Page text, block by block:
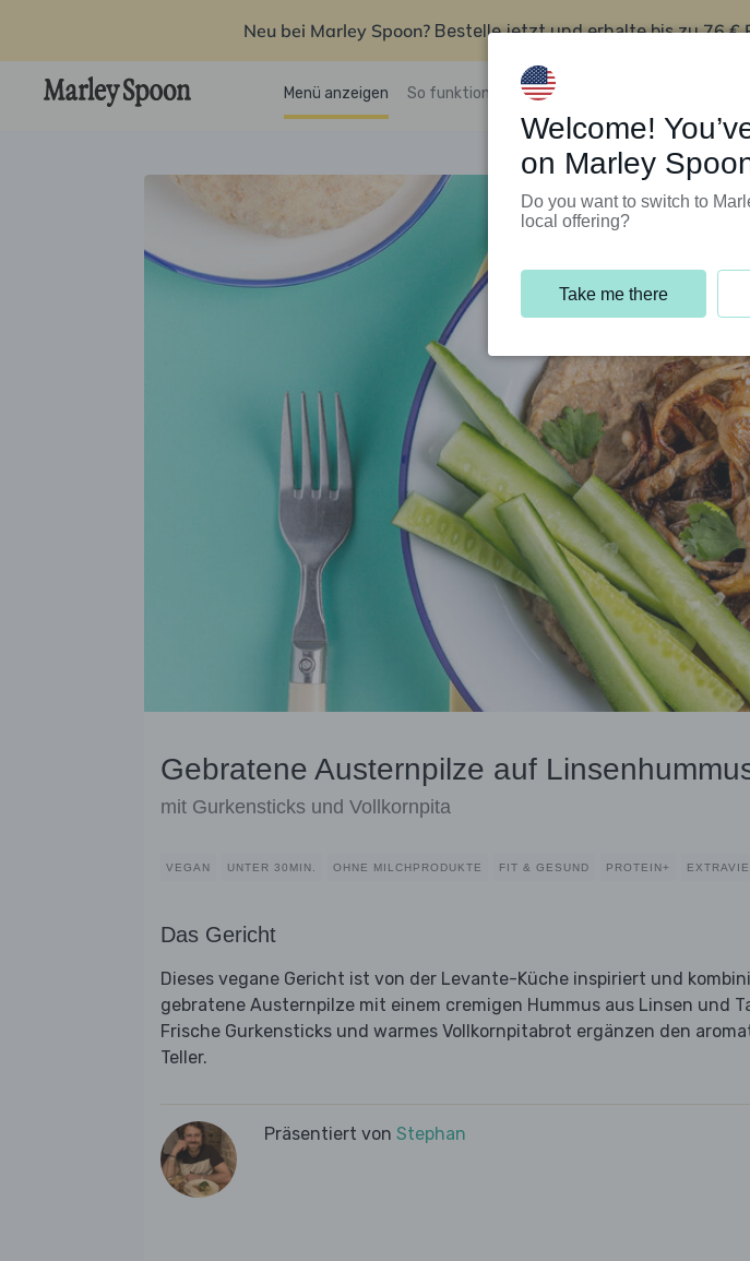
Neu bei Marley Spoon? Bestelle jetzt und erhalte bis zu76 €
Menü anzeigen So funktioniert’s Kundenservice
Gebratene Austernpilze auf
mit Gurkensticks und Vollkornpita
VEGAN UNTER 30MIN. OHNE MILCHPRODUKTE FIT & GESUND PROTEIN+
Das Gericht
Dieses vegane Gericht ist von der Levante-Küche inspiriert und
gebratene Austernpilze mit einem cremigen Hummus aus Linsen und
Frische Gurkensticks und warmes Vollkornpitabrot ergänzen den
Teller.
Präsentiert von Stephan
Welcome!
on Marley
Do you want to switch to
local offering?
Take me there